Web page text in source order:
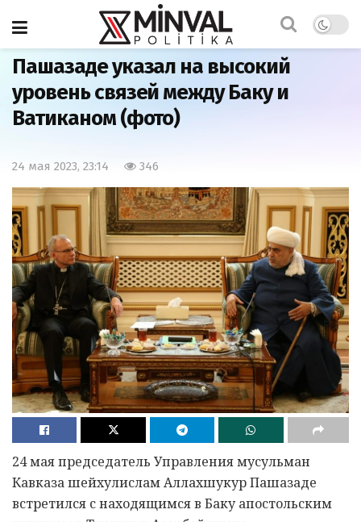
Главная Политика
Пашазаде указал на высокий
уровень связей между Баку и
Ватиканом (фото)
24 мая 2023, 23:14 346
24 мая председатель Управления мусульман
Кавказа шейхулислам Аллахшукур Пашазаде
встретился с находящимся в Баку апостольским